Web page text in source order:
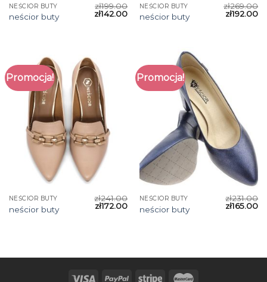
NEŚCIOR BUTY
neścior buty
zł199.00
zł142.00
NEŚCIOR BUTY
neścior buty
zł269.00
zł192.00
Promocja!
NEŚCIOR BUTY
neścior buty
zł241.00
zł172.00
Promocja!
NEŚCIOR BUTY
neścior buty
zł231.00
zł165.00